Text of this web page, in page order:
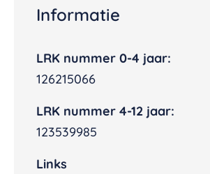
Informatie
LRK nummer 0-4 jaar:
126215066
LRK nummer 4-12 jaar:
123539985
Links